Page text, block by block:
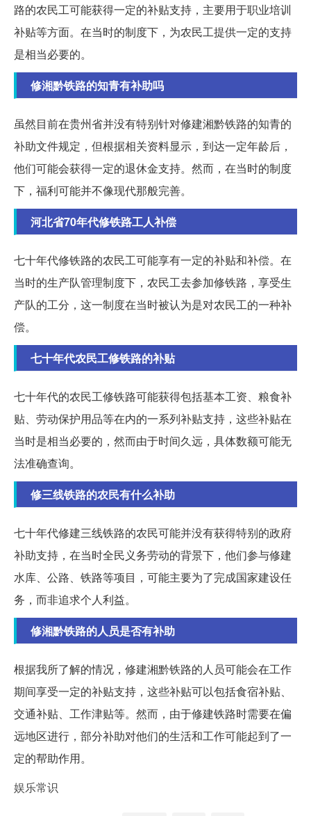
路的农民工可能获得一定的补贴支持，主要用于职业培训
补贴等方面。在当时的制度下，为农民工提供一定的支持
是相当必要的。
修湘黔铁路的知青有补助吗
虽然目前在贵州省并没有特别针对修建湘黔铁路的知青的
补助文件规定，但根据相关资料显示，到达一定年龄后，
他们可能会获得一定的退休金支持。然而，在当时的制度
下，福利可能并不像现代那般完善。
河北省70年代修铁路工人补偿
七十年代修铁路的农民工可能享有一定的补贴和补偿。在
当时的生产队管理制度下，农民工去参加修铁路，享受生
产队的工分，这一制度在当时被认为是对农民工的一种补
偿。
七十年代农民工修铁路的补贴
七十年代的农民工修铁路可能获得包括基本工资、粮食补
贴、劳动保护用品等在内的一系列补贴支持，这些补贴在
当时是相当必要的，然而由于时间久远，具体数额可能无
法准确查询。
修三线铁路的农民有什么补助
七十年代修建三线铁路的农民可能并没有获得特别的政府
补助支持，在当时全民义务劳动的背景下，他们参与修建
水库、公路、铁路等项目，可能主要为了完成国家建设任
务，而非追求个人利益。
修湘黔铁路的人员是否有补助
根据我所了解的情况，修建湘黔铁路的人员可能会在工作
期间享受一定的补贴支持，这些补贴可以包括食宿补贴、
交通补贴、工作津贴等。然而，由于修建铁路时需要在偏
远地区进行，部分补助对他们的生活和工作可能起到了一
定的帮助作用。
娱乐常识